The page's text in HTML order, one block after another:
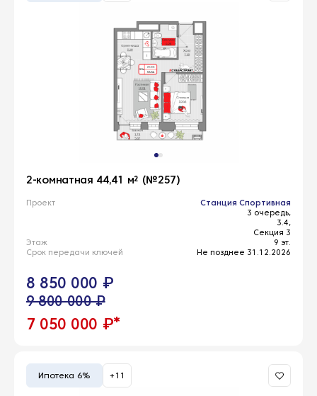
2-комнатная 44,41 м² (№257)
Проект
Станция Спортивная
3 очередь,
3.4,
Секция 3
Этаж
9 эт.
Срок передачи ключей
Не позднее 31.12.2026
8 850 000 ₽
9 800 000 ₽
7 050 000 ₽*
Ипотека 6% +11